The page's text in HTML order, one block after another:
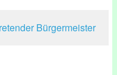
Bürgermeister